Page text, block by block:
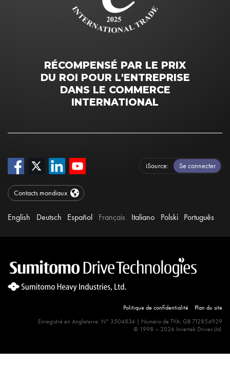
RÉCOMPENSÉ PAR LE PRIX
DU ROI POUR L'ENTREPRISE
DANS LE COMMERCE
INTERNATIONAL
iSource Se connecter
Contacts mondiaux
English Deutsch Español Français Italiano Polski Português
Politique de confidentialité
Plan du site
Enregistré en Angleterre: N° 3504834 | Numéro de TVA: GB 712854929
© 1998 – 2026 Invertek Drives Ltd.